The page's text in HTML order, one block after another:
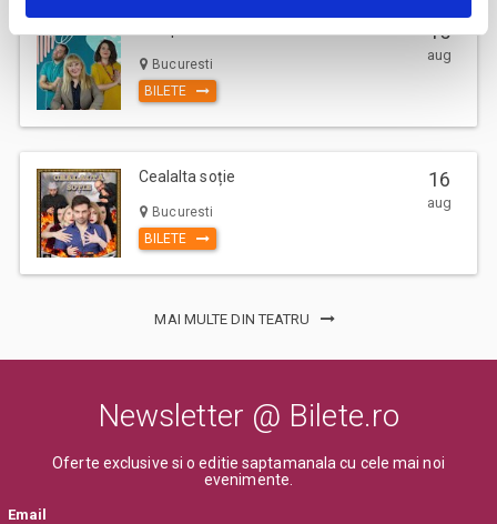
Bucuresti
BILETE
15
aug
Cealalta soție
Bucuresti
BILETE
16
aug
MAI MULTE DIN TEATRU
Newsletter @ Bilete.ro
Oferte exclusive si o editie saptamanala cu cele mai noi
evenimente.
Email